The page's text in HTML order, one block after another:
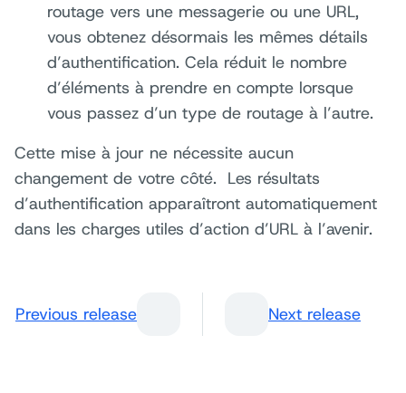
routage vers une messagerie ou une URL,
vous obtenez désormais les mêmes détails
d’authentification. Cela réduit le nombre
d’éléments à prendre en compte lorsque
vous passez d’un type de routage à l’autre.
Cette mise à jour ne nécessite aucun
changement de votre côté. Les résultats
d’authentification apparaîtront automatiquement
dans les charges utiles d’action d’URL à l’avenir.
Previous release Next release